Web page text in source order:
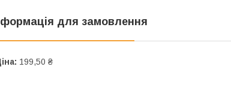
для замовлення
199,50 ₴